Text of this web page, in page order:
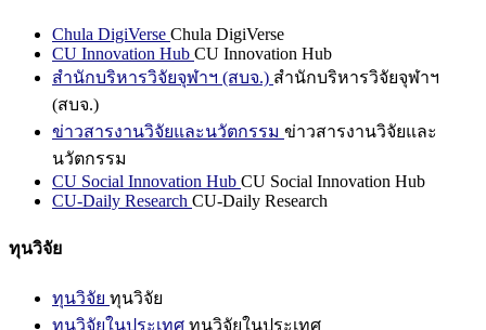
Chula DigiVerse Chula DigiVerse
CU Innovation Hub CU Innovation Hub
สำนักบริหารวิจัยจุฬาฯ (สบจ.) สำนักบริหารวิจัยจุฬาฯ
(สบจ.)
ข่าวสารงานวิจัยและนวัตกรรม ข่าวสารงานวิจัยและ
นวัตกรรม
CU Social Innovation Hub CU Social Innovation Hub
CU-Daily Research CU-Daily Research
ทุนวิจัย
ทุนวิจัย ทุนวิจัย
ทุนวิจัยในประเทศ ทุนวิจัยในประเทศ